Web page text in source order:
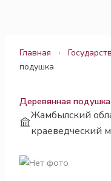
Главная ›
подушка
Деревянная подушка
Жамбылский
краеведческий